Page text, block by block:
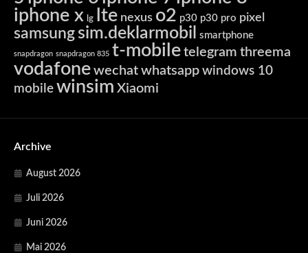
iphone x lg lte nexus o2 p30 p30 pro pixel
samsung sim.deklarmobil smartphone
snapdragon snapdragon 835 t-mobile telegram threema
vodafone wechat whatsapp windows 10
mobile winsim Xiaomi
Archive
August 2026
Juli 2026
Juni 2026
Mai 2026